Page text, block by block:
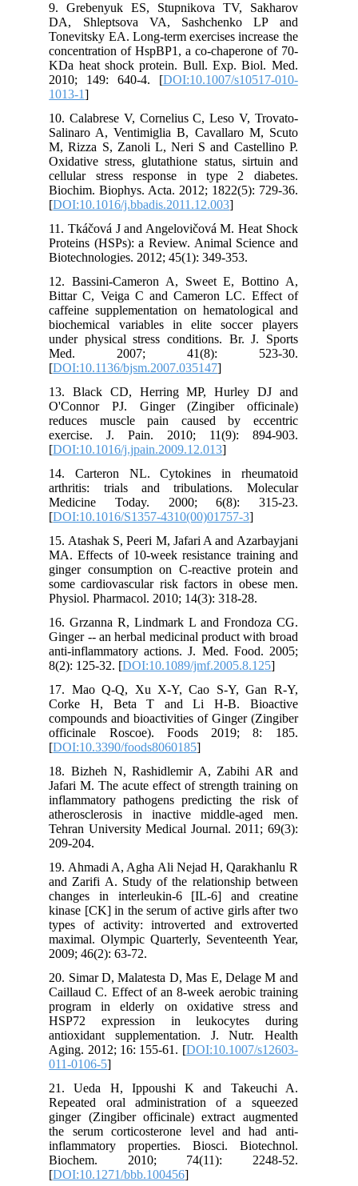
9. Grebenyuk ES, Stupnikova TV, Sakharov
DA, Shleptsova VA, Sashchenko LP and
Tonevitsky EA. Long-term exercises increase the
concentration of HspBP1, a co-chaperone of 70-
KDa heat shock protein. Bull. Exp. Biol. Med.
2010; 149: 640-4. [DOI:10.1007/s10517-010-
1013-1
10. Calabrese V, Cornelius C, Leso V, Trovato-
Salinaro A, Ventimiglia B, Cavallaro M, Scuto
M, Rizza S, Zanoli L, Neri S and Castellino P.
Oxidative stress, glutathione status, sirtuin and
cellular stress response in type 2 diabetes.
Biochim. Biophys. Acta. 2012; 1822(5): 729-36.
[DOI:10.1016/j.bbadis.2011.12.003
11. Tkáčová J and Angelovičová M. Heat Shock
Proteins (HSPs): a Review. Animal Science and
Biotechnologies. 2012; 45(1): 349-353.
12. Bassini-Cameron A, Sweet E, Bottino A,
Bittar C, Veiga C and Cameron LC. Effect of
caffeine supplementation on hematological and
biochemical variables in elite soccer players
under physical stress conditions. Br. J. Sports
Med. 2007; 41(8): 523-30.
[DOI:10.1136/bjsm.2007.035147
13. Black CD, Herring MP, Hurley DJ and
O'Connor PJ. Ginger (Zingiber officinale)
reduces muscle pain caused by eccentric
exercise. J. Pain. 2010; 11(9): 894-903.
[DOI:10.1016/j.jpain.2009.12.013
14. Carteron NL. Cytokines in rheumatoid
arthritis: trials and tribulations. Molecular
Medicine Today. 2000; 6(8): 315-23.
[DOI:10.1016/S1357-4310(00)01757-3
15. Atashak S, Peeri M, Jafari A and Azarbayjani
MA. Effects of 10-week resistance training and
ginger consumption on C-reactive protein and
some cardiovascular risk factors in obese men.
Physiol. Pharmacol. 2010; 14(3): 318-28.
16. Grzanna R, Lindmark L and Frondoza CG.
Ginger -- an herbal medicinal product with broad
anti-inflammatory actions. J. Med. Food. 2005;
8(2): 125-32. [DOI:10.1089/jmf.2005.8.125
17. Mao Q-Q, Xu X-Y, Cao S-Y, Gan R-Y,
Corke H, Beta T and Li H-B. Bioactive
compounds and bioactivities of Ginger (Zingiber
officinale Roscoe). Foods 2019; 8: 185.
[DOI:10.3390/foods8060185
18. Bizheh N, Rashidlemir A, Zabihi AR and
Jafari M. The acute effect of strength training on
inflammatory pathogens predicting the risk of
atherosclerosis in inactive middle-aged men.
Tehran University Medical Journal. 2011; 69(3):
209-204.
19. Ahmadi A, Agha Ali Nejad H, Qarakhanlu R
and Zarifi A. Study of the relationship between
changes in interleukin-6 [IL-6] and creatine
kinase [CK] in the serum of active girls after two
types of activity: introverted and extroverted
maximal. Olympic Quarterly, Seventeenth Year,
2009; 46(2): 63-72.
20. Simar D, Malatesta D, Mas E, Delage M and
Caillaud C. Effect of an 8-week aerobic training
program in elderly on oxidative stress and
HSP72 expression in leukocytes during
antioxidant supplementation. J. Nutr. Health
Aging. 2012; 16: 155-61. [DOI:10.1007/s12603-
011-0106-5
21. Ueda H, Ippoushi K and Takeuchi A.
Repeated oral administration of a squeezed
ginger (Zingiber officinale) extract augmented
the serum corticosterone level and had anti-
inflammatory properties. Biosci. Biotechnol.
Biochem. 2010; 74(11): 2248-52.
[DOI:10.1271/bbb.100456